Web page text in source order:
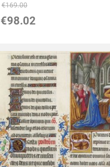
€169.00
€98.02